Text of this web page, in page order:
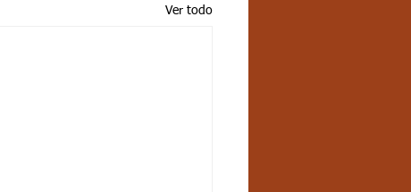
Ver todo